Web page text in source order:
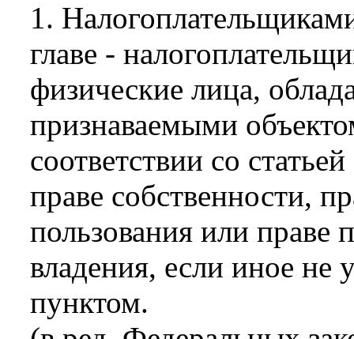
1.
главе -
физические лица,
признаваемыми
соответствии со
праве собственности,
пользования или праве
владения, если иное не
пунктом.